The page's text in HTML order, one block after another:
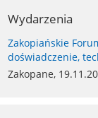
Wydarzenia
Zakopiańskie
doświadczenie,
Zakopane,